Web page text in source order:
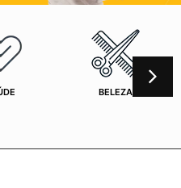
BELEZA